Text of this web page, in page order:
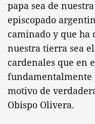
papa sea de
episcopado
caminado y que ha
nuestra tierra sea
cardenales que en
fundamentalmente
motivo de
Obispo Olivera.